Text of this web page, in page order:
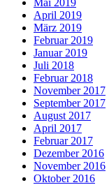
Mai 2019
April 2019
März 2019
Februar 2019
Januar 2019
Juli 2018
Februar 2018
November 2017
September 2017
August 2017
April 2017
Februar 2017
Dezember 2016
November 2016
Oktober 2016